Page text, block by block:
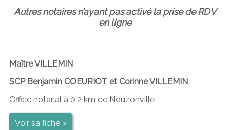
Autres notaires n’ayant pas activé la prise de RDV
en ligne
Maître VILLEMIN
SCP Benjamin COEURIOT et Corinne VILLEMIN
Office notarial à 0,2 km de Nouzonville
Voir sa fiche >